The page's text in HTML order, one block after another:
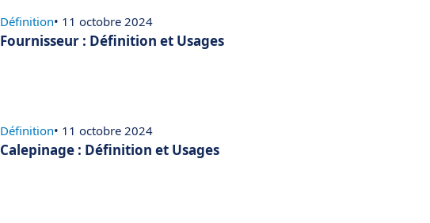
Définition• 11 octobre 2024
Fournisseur : Définition et Usages
Définition• 11 octobre 2024
Calepinage : Définition et Usages